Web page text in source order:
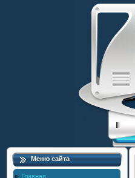
Меню сайта
Главная